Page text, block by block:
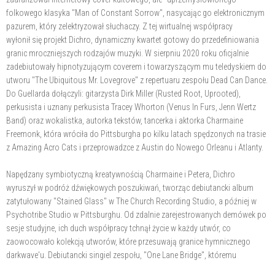
folkowego klasyka "Man of Constant Sorrow", nasycając go elektronicznym
pazurem, który zelektryzował słuchaczy. Z tej wirtualnej współpracy
wyłonił się projekt Dichro, dynamiczny kwartet gotowy do przedefiniowania
granic mroczniejszych rodzajów muzyki. W sierpniu 2020 roku oficjalnie
zadebiutowały hipnotyzującym coverem i towarzyszącym mu teledyskiem do
utworu "The Ubiquitous Mr. Lovegrove" z repertuaru zespołu Dead Can Dance.
Do Guellarda dołączyli: gitarzysta Dirk Miller (Rusted Root, Uprooted),
perkusista i uznany perkusista Tracey Whorton (Venus In Furs, Jenn Wertz
Band) oraz wokalistka, autorka tekstów, tancerka i aktorka Charmaine
Freemonk, która wróciła do Pittsburgha po kilku latach spędzonych na trasie
z Amazing Acro Cats i przeprowadzce z Austin do Nowego Orleanu i Atlanty.
Napędzany symbiotyczną kreatywnością Charmaine i Petera, Dichro
wyruszył w podróż dźwiękowych poszukiwań, tworząc debiutancki album
zatytułowany "Stained Glass" w The Church Recording Studio, a później w
Psychotribe Studio w Pittsburghu. Od zdalnie zarejestrowanych demówek po
sesje studyjne, ich duch współpracy tchnął życie w każdy utwór, co
zaowocowało kolekcją utworów, które przesuwają granice hymnicznego
darkwave'u. Debiutancki singiel zespołu, "One Lane Bridge", któremu